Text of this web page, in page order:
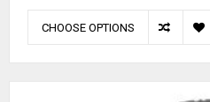
CHOOSE OPTIONS